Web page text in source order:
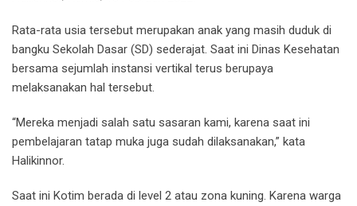
Rata-rata usia tersebut merupakan anak yang masih duduk di
bangku Sekolah Dasar (SD) sederajat. Saat ini Dinas Kesehatan
bersama sejumlah instansi vertikal terus berupaya
melaksanakan hal tersebut.
“Mereka menjadi salah satu sasaran kami, karena saat ini
pembelajaran tatap muka juga sudah dilaksanakan,” kata
Halikinnor.
Saat ini Kotim berada di level 2 atau zona kuning. Karena warga